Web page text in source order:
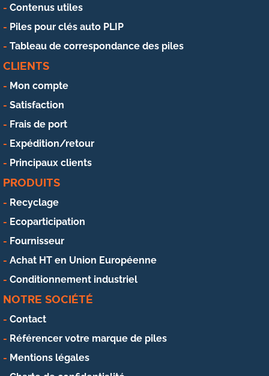
Contenus utiles
Piles pour clés auto PLIP
Tableau de correspondance des piles
CLIENTS
Mon compte
Satisfaction
Frais de port
Expédition/retour
Principaux clients
PRODUITS
Recyclage
Ecoparticipation
Fournisseur
Achat HT en Union Européenne
Conditionnement industriel
NOTRE SOCIÉTÉ
Contact
Référencer votre marque de piles
Mentions légales